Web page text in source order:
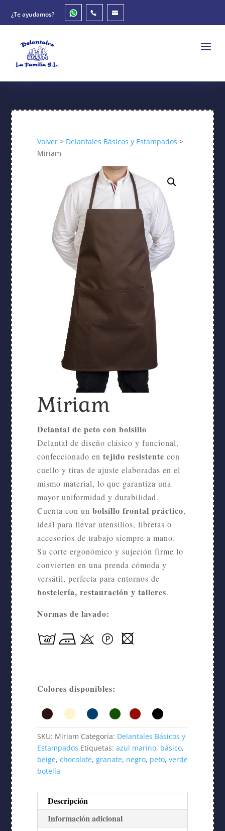
¿Te ayudamos?
Volver> Delantales Básicos y Estampados >
Miriam
Miriam
Delantal de peto con bolsillo
Delantal de diseño clásico y funcional,
confeccionado en tejido resistente con
cuello y tiras de ajuste elaboradas en el
mismo material, lo que garantiza una
mayor uniformidad y durabilidad.
Cuenta con un bolsillo frontal práctico,
ideal para llevar utensilios, libretas o
accesorios de trabajo siempre a mano.
Su corte ergonómico y sujeción firme lo
convierten en una prenda cómoda y
versátil, perfecta para entornos de
hostelería, restauración y talleres.
Normas de lavado:
Colores disponibles:
SKU: Miriam Categoría: Delantales Básicos y
Estampados Etiquetas: azul marino, básico,
beige, chocolate, granate, negro, peto, verde
botella
Descripción
Información adicional